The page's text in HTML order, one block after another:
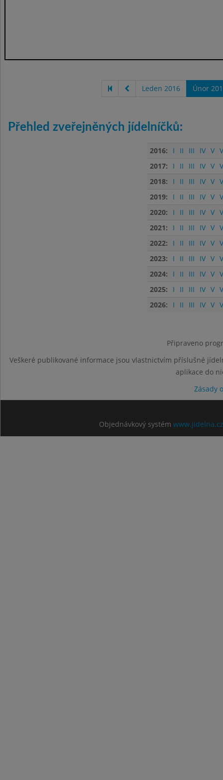
Leden 2016 Únor
Přehled zveřejněných jídelníčků:
2016: I II III IV V
2017:
I II III IV V
2018:
I II III IV V
2019:
I II III IV V
2020:
I II III IV V
2021:
I II III IV V
2022:
I II III IV V
2023:
I II III IV V
2024:
I II III IV V
2025:
I II III IV V
2026:
I II III IV V
Připraveno
Veškeré publikované informace jsou vlastnictvím příslušné
aplikace do
Zásady
Objednávkový systém www.jidelna.cz